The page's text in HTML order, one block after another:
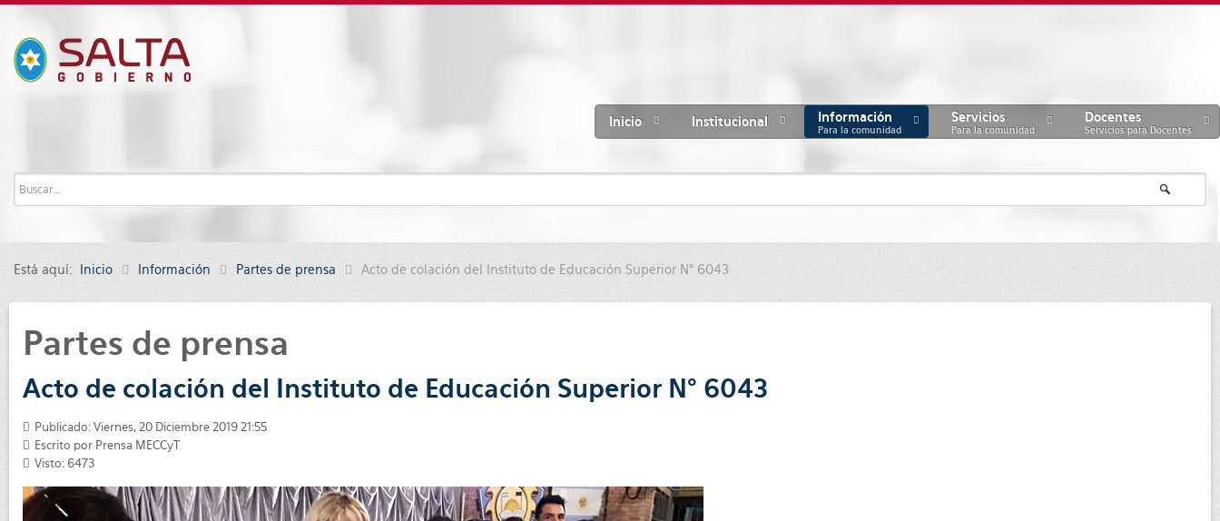
Inicio Institucional Información
Para la comunidad
Servicios
Para la comunidad
Docentes
Servicios para Docentes
Está aquí: Inicio Información Partes de prensa Acto de colación del Instituto de Educación Superior N° 6043
Partes de prensa
Acto de colación del Instituto de Educación Superior N° 6043
Publicado: Viernes, 20 Diciembre 2019 21:55
Escrito por Prensa MECCyT
Visto: 6473